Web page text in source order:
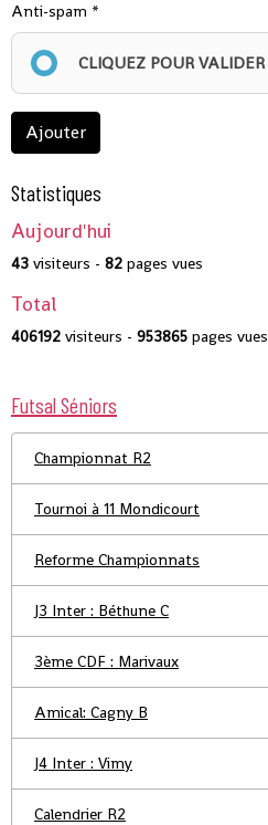
Anti-spam
CLIQUEZ POUR VALIDER
Ajouter
Statistiques
Aujourd'hui
43 visiteurs - 82 pages vues
Total
406192 visiteurs - 953865 pages vues
Futsal Séniors
Championnat R2
Tournoi à 11 Mondicourt
Reforme Championnats
J3 Inter : Béthune C
3ème CDF : Marivaux
Amical: Cagny B
J4 Inter : Vimy
Calendrier R2